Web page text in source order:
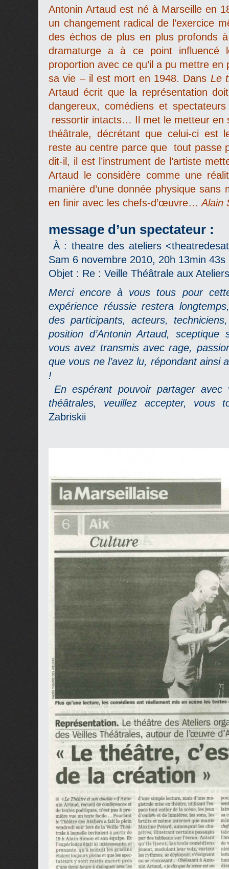
Antonin Artaud est né à Marseille en
un changement radical de l’exercice
des échos de plus en plus profonds
dramaturge a à ce point influencé
proportion avec ce qu’il a pu mettre
sa vie – il est mort en 1948. Dans Le
Artaud écrit que la représentation
dangereux, comédiens et
ressortir intacts… Il met le metteur en
théâtrale, décrétant que celui-ci est
reste au centre parce que tout passe
dit-il, il est l’instrument de l’artiste
Artaud le considère comme une
manière d’une donnée physique
en finir avec les chefs-d’œuvre…Alain
message d’un spectateur :
À : theatre des ateliers
Sam 6 novembre 2010, 20h 13min 43s
Objet : Re : Veille Théâtrale aux
Merci encore à vous tous pour
expérience réussie restera
des participants, acteurs,
position d’Antonin Artaud,
vous avez transmis avec rage,
que vous ne l’avez lu, répondant ainsi
!
En espérant pouvoir partager avec
théâtrales, veuillez accepter, vous
Zabriskii